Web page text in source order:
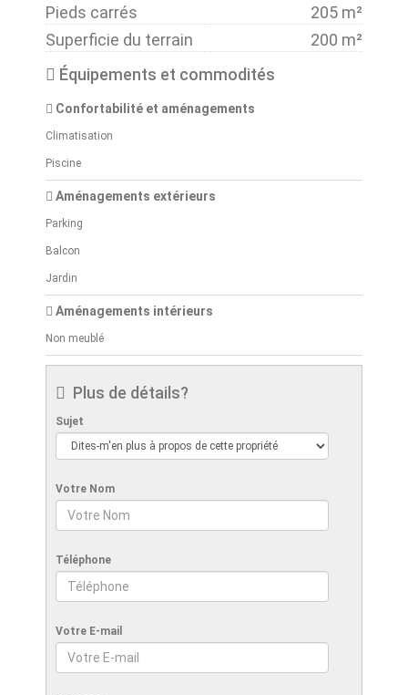
Pieds carrés
205 m²
Superficie du terrain
200 m²
Équipements et commodités
Confortabilité et aménagements
Climatisation
Piscine
Aménagements extérieurs
Parking
Balcon
Jardin
Aménagements intérieurs
Non meublé
Plus de détails?
Sujet
Votre Nom
Téléphone
Votre E-mail